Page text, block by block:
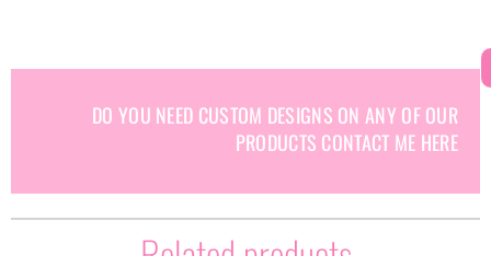
DO YOU NEED CUSTOM DESIGNS ON ANY OF OUR
PRODUCTS CONTACT ME HERE